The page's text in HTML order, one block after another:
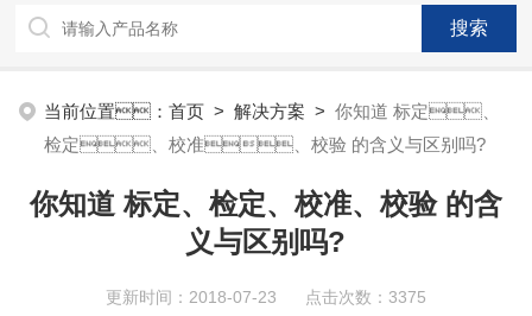
当前位置：首页 >解决方案 >你知道 标定、
检定、校准、校验 的含义与区别吗?
你知道 标定、检定、校准、校验 的含
义与区别吗?
更新时间：2018-07-23 点击次数：3375